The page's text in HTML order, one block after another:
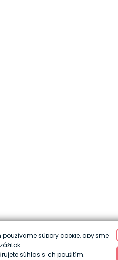
súbory cookie, aby sme
súhlas s ich použitím.